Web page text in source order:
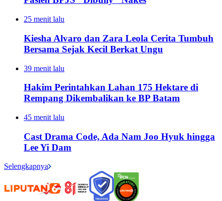
25 menit lalu
Kiesha Alvaro dan Zara Leola Cerita Tumbuh
Bersama Sejak Kecil Berkat Ungu
39 menit lalu
Hakim Perintahkan Lahan 175 Hektare di
Rempang Dikembalikan ke BP Batam
45 menit lalu
Cast Drama Code, Ada Nam Joo Hyuk hingga
Lee Yi Dam
Selengkapnya